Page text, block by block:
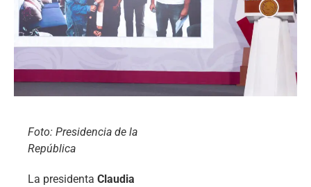
Foto: Presidencia de la
República
La presidenta Claudia